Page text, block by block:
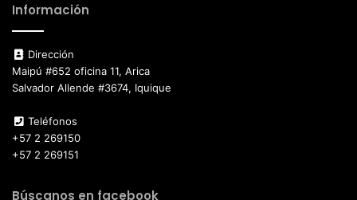
Información
Dirección
Maipú #652 oficina 11, Arica
Salvador Allende #3674, Iquique
Teléfonos
+57 2 269150
+57 2 269151
Búscanos en facebook